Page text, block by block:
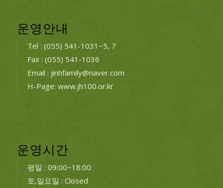
운영안내
Tel : (055) 541-1031~5, 7
Fax : (055) 541-1036
Email : jinhfamily@naver.com
H-Page: www.jh100.or.kr
운영시간
평일 : 09:00~18:00
토,일요일 : Closed